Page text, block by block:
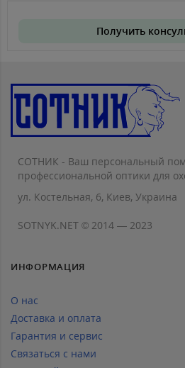
Получить
СОТНИК - Ваш персональный
профессиональной оптики для
ул. Костельная, 6, Киев, Украина
SOTNYK.NET © 2014 — 2023
ИНФОРМАЦИЯ
О нас
Доставка и оплата
Гарантия и сервис
Связаться с нами